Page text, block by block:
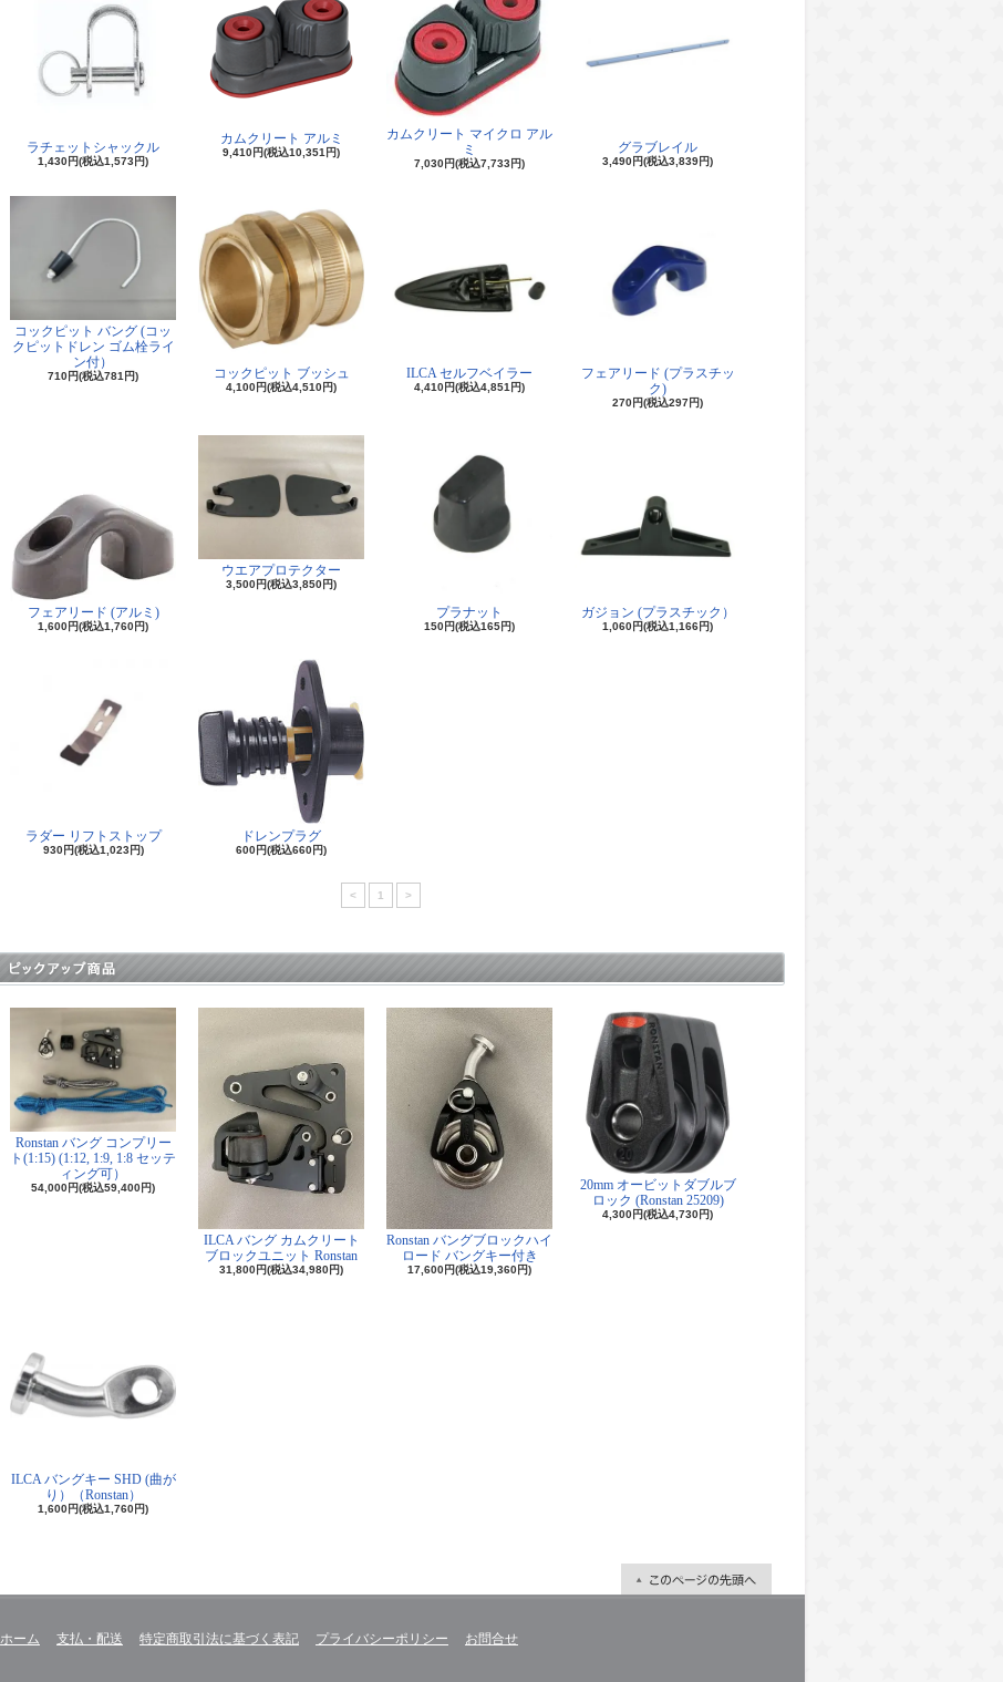
ラチェットシャックル
1,430円(税込1,573円)
カムクリート アルミ
9,410円(税込10,351円)
カムクリート マイクロ アル
ミ
7,030円(税込7,733円)
グラブレイル
3,490円(税込3,839円)
コックピット バング (コッ
クピットドレン ゴム栓ライ
ン付）
710円(税込781円) コックピット ブッシュ
4,100円(税込4,510円)
ILCA セルフベイラー
4,410円(税込4,851円)
フェアリード (プラスチッ
ク)
270円(税込297円)
フェアリード (アルミ)
1,600円(税込1,760円)
ウエアプロテクター
3,500円(税込3,850円)
プラナット
150円(税込165円)
ガジョン (プラスチック）
1,060円(税込1,166円)
ラダー リフトストップ
930円(税込1,023円)
ドレンプラグ
600円(税込660円)
< 1 >
Ronstan バング コンプリー
ト(1:15) (1:12, 1:9, 1:8 セッテ
ィング可）
54,000円(税込59,400円)
ILCA バング カムクリート
ブロックユニット Ronstan
31,800円(税込34,980円)
Ronstan バングブロックハイ
ロード バングキー付き
17,600円(税込19,360円)
20mm オービットダブルブ
ロック (Ronstan 25209)
4,300円(税込4,730円)
ILCA バングキー SHD (曲が
り）（Ronstan）
1,600円(税込1,760円)
ホーム 支払・配送 特定商取引法に基づく表記 プライバシーポリシー お問合せ